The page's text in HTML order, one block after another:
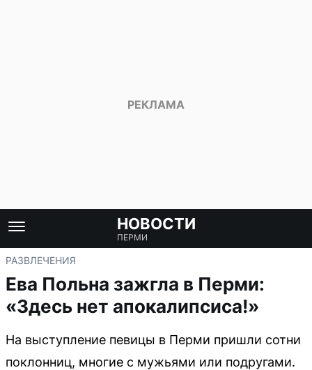
НОВОСТИ
ПЕРМИ
РАЗВЛЕЧЕНИЯ
Ева Польна зажгла в Перми:
«Здесь нет апокалипсиса!»
На выступление певицы в Перми пришли сотни
поклонниц, многие с мужьями или подругами.